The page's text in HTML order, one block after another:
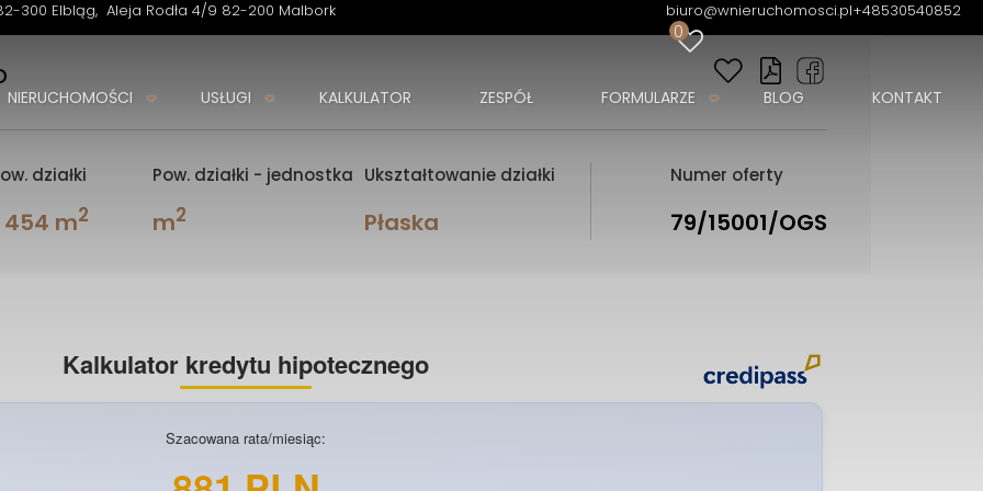
300 Elbląg Aleja Rodła 4/9 82-200 Malbork biuro@wnieruchomosci.pl+48530540852
0
NIERUCHOMOŚCI USŁUGI KALKULATOR ZESPÓŁ FORMULARZE BLOG KONTAKT
działki
454 m2
Pow. działki - jednostka
m2
Ukształtowanie działki
Płaska
Numer oferty
79/15001/OGS